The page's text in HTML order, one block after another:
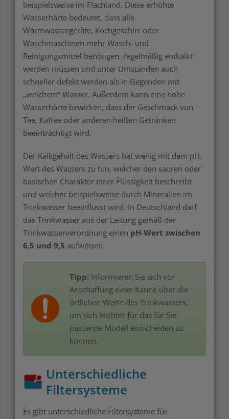
beispielsweise im Flachland. Diese erhöhte
Wasserhärte bedeutet, dass alle
Warmwassergeräte, Kochgeschirr oder
Waschmaschinen mehr Wasch- und
Reinigungsmittel benötigen, regelmäßig entkalkt
werden müssen und unter Umständen auch
schneller defekt werden als in Gegenden mit
„weichem“ Wasser. Außerdem kann eine hohe
Wasserhärte bewirken, dass der Geschmack von
Tee, Kaffee oder anderen heißen Getränken
beeinträchtigt wird.
Der Kalkgehalt des Wassers hat wenig mit dem pH-
Wert des Wassers zu tun, welcher den sauren oder
basischen Charakter einer Flüssigkeit beschreibt
und welcher beispielsweise durch Mineralien im
Trinkwasser beeinflusst wird. In Deutschland darf
das Trinkwasser aus der Leitung gemäß der
Trinkwasserverordnung einen pH-Wert zwischen
6,5 und 9,5 aufweisen.
Tipp: Informieren Sie sich vor
Anschaffung einer Kanne über die
örtlichen Werte des Trinkwassers,
um sich leichter für das für Sie
passende Modell entscheiden zu
können.
Unterschiedliche
Filtersysteme
Es gibt unterschiedliche Filtersysteme für